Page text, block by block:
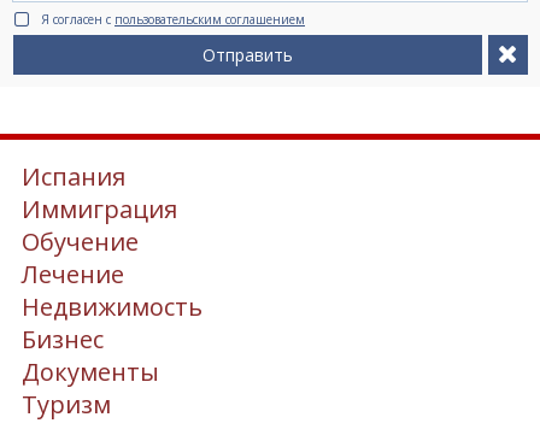
Я согласен с пользовательским соглашением
Отправить
Испания
Иммиграция
Обучение
Лечение
Недвижимость
Бизнес
Документы
Туризм